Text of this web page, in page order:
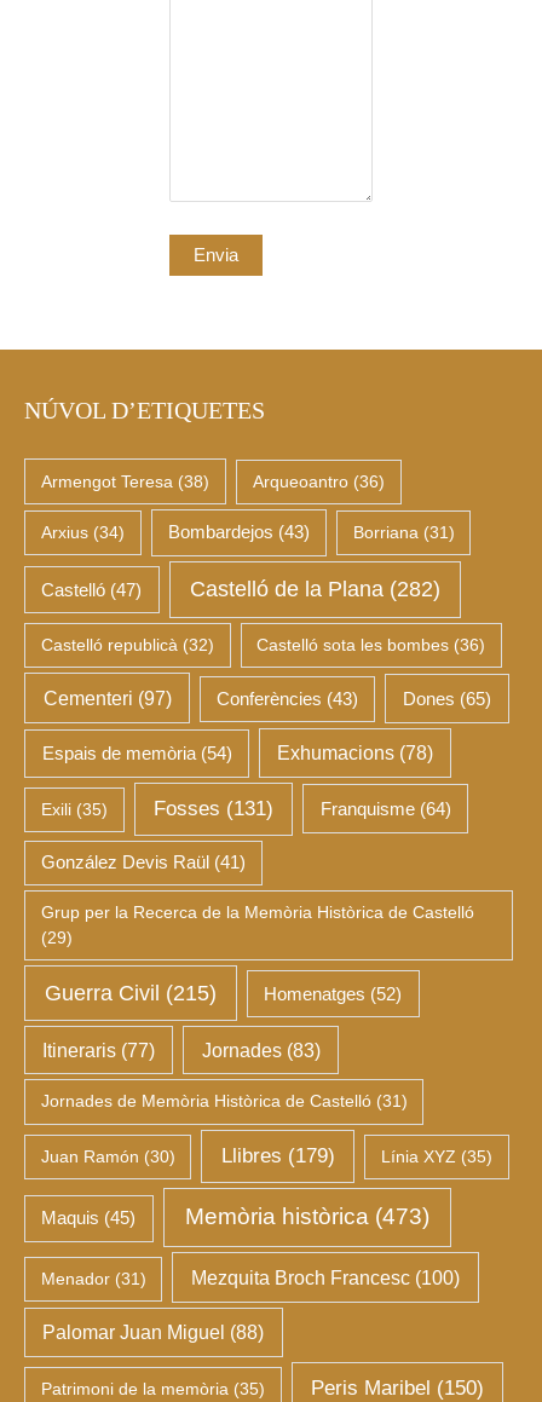
NÚVOL D’ETIQUETES
Armengot Teresa (38) Arqueoantro(36)
Arxius(34) Bombardejos (43) Borriana(31)
Castelló (47) Castelló de la Plana (282)
Castelló republicà (32) Castelló sota les bombes (36)
Cementeri (97) Conferències (43) Dones (65)
Espais de memòria(54) Exhumacions (78)
Exili(35) Fosses (131) Franquisme(64)
González Devis Raül (41)
Grup per la Recerca de la Memòria Històrica de Castelló
(29)
Guerra Civil (215) Homenatges (52)
Itineraris (77) Jornades(83)
Jornades de Memòria Històrica de Castelló(31)
Juan Ramón (30) Llibres (179) Línia XYZ (35)
Maquis (45) Memòria històrica(473)
Menador(31) Mezquita Broch Francesc(100)
Palomar Juan Miguel (88)
Patrimoni de la memòria(35) Peris Maribel (150)